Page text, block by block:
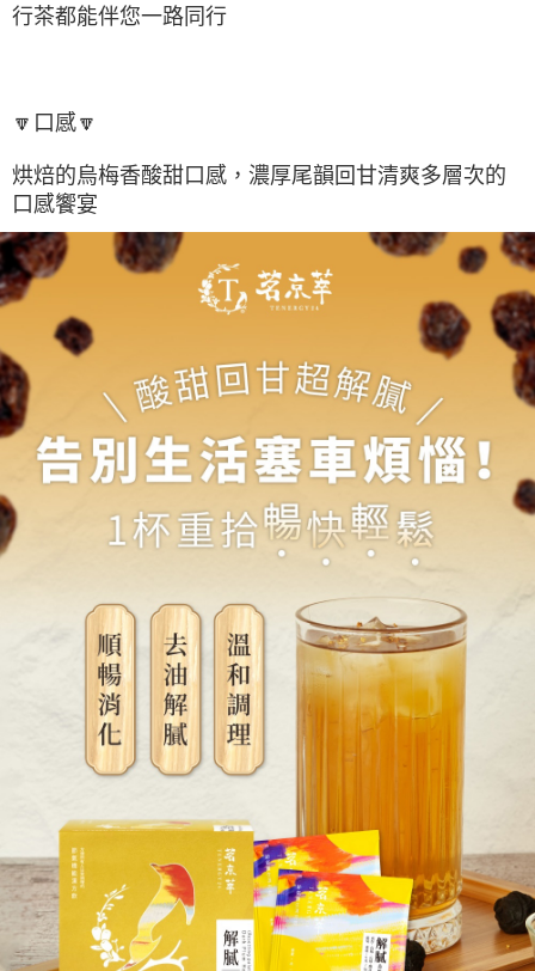
行茶都能伴您一路同行
🔽口感🔽
烘焙的烏梅香酸甜口感，濃厚尾韻回甘清爽多層次的
口感饗宴